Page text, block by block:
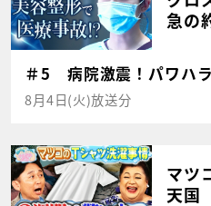
急の
＃5 病院激震！パワハ
8月4日(火)放送分
マツ
天国